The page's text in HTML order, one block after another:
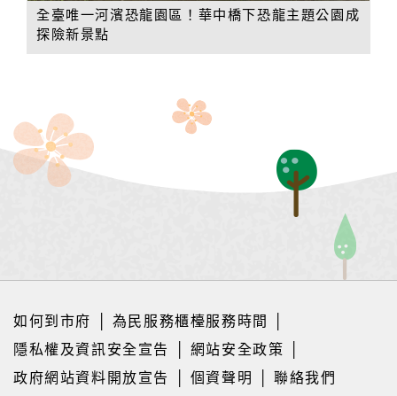
全臺唯一河濱恐龍園區！華中橋下恐龍主題公園成
探險新景點
如何到市府 為民服務櫃檯服務時間
隱私權及資訊安全宣告
網站安全政策
政府網站資料開放宣告
個資聲明 │聯絡我們